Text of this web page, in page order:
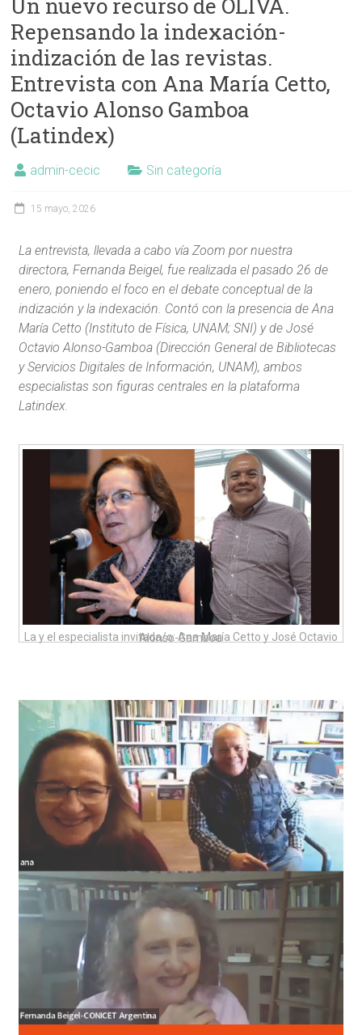
Repensando la indexación-
indización de las revistas.
Entrevista con Ana María Cetto,
Octavio Alonso Gamboa
(Latindex)
admin-cecic Sin categoría
15 mayo, 2026
La entrevista, llevada a cabo vía Zoom por nuestra
directora, Fernanda Beigel, fue realizada el pasado 26 de
enero, poniendo el foco en el debate conceptual de la
indización y la indexación. Contó con la presencia de Ana
María Cetto (Instituto de Física, UNAM; SNI) y de José
Octavio Alonso-Gamboa (Dirección General de Bibliotecas
y Servicios Digitales de Información, UNAM), ambos
especialistas son figuras centrales en la plataforma
Latindex.
La y el especialista invitada/o: Ana María Cetto y José Octavio Alonso-Gamboa